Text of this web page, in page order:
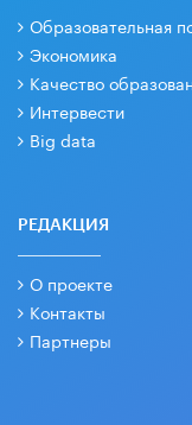
Образовательная
Экономика
Качество
Интервести
Big data
РЕДАКЦИЯ
О проекте
Контакты
Партнеры